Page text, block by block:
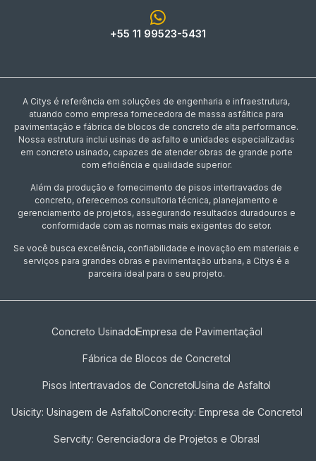
+55 11 99523-5431
A Citys é referência em soluções de engenharia e infraestrutura,
atuando como empresa fornecedora de massa asfáltica para
pavimentação e fábrica de blocos de concreto de alta performance.
Nossa estrutura inclui usinas de asfalto e unidades especializadas
em concreto usinado, capazes de atender obras de grande porte
com eficiência e qualidade superior.
Além da produção e fornecimento de pisos intertravados de
concreto, oferecemos consultoria técnica, planejamento e
gerenciamento de projetos, assegurando resultados duradouros e
conformidade com as normas mais exigentes do setor.
Se você busca excelência, confiabilidade e inovação em materiais e
serviços para grandes obras e pavimentação urbana, a Citys é a
parceira ideal para o seu projeto.
Concreto UsinadoEmpresa de Pavimentação
Fábrica de Blocos de Concreto
Pisos Intertravados de Concreto​Usina de Asfalto
Usicity: Usinagem de AsfaltoConcrecity: Empresa de Concreto
Servcity: Gerenciadora de Projetos e Obras